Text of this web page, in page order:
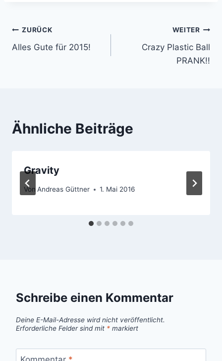
Beitragsnavigation
ZURÜCK
Alles Gute für 2015!
WEITER
Crazy Plastic Ball
PRANK!!
Ähnliche Beiträge
Gravity
Von Andreas Güttner 1. Mai 2016
Schreibe einen Kommentar
Deine E-Mail-Adresse wird nicht veröffentlicht.
Erforderliche Felder sind mit * markiert